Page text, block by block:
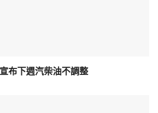
布下週汽柴油不調整